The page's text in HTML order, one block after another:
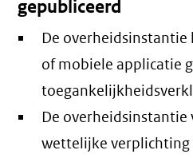
gepubliceerd
De
of mobiele applicatie
De
wettelijke verplichting